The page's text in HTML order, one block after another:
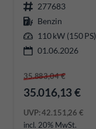
277683
Benzin
110 kW (150 PS)
01.06.2026
35.883,04 €
35.016,13 €
UVP:42.151,26 €
incl. 20% MwSt.